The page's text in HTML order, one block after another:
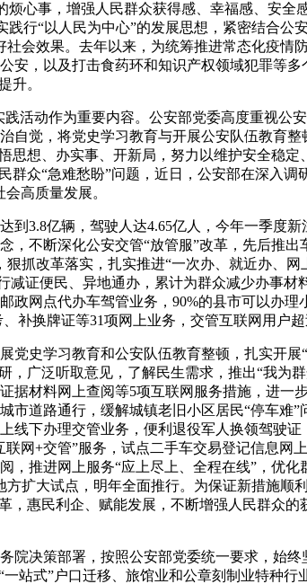
心事，增强人民群众获得感、幸福感、安全
行“以人民为中心”的发展思想，紧密结合公
会效果。去年以来，为统筹推进常态化疫情
，以及打击食药环和知识产权领域犯罪等多
升。
活动作为重要内容。公安部党委高度重视公
觉，将党史学习教育与开展公安队伍教育
想、办实事、开新局，努力以维护安全稳定
众“急难愁盼”问题，近日，公安部在深入调
高质量发展。
3.8亿辆，驾驶人达4.65亿人，今年一季度新
不断深化公安交管“放管服”改革，先后推
抓改革落实，扎实推进“一次办、就近办、
证便民、异地通办，累计为群众减少办事材
政网点代办车驾管业务，90%的县市可以办
换牌证等31项网上业务，交管互联网用户超
史学习教育和公安队伍教育整顿，扎实开展
广泛听取意见，了解民生需求，推出“我为
材料网上查阅等5项互联网服务措施，进一
道路通行，缓解城镇老旧小区居民“停车难”
下办理交管业务，便利退役军人换领驾驶
网+交管”服务，试点二手车交易登记信息网
推进网上服务“应上尽上、全程在线”，优
扩大试点，明年全面推行。为保证新措施顺
惠民利企、赋能发展，不断增强人民群众
决策部署，按照公安部党委统一要求，始
站式”户口迁移、旅馆业和公章刻制业特种行